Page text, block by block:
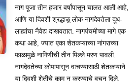
नाग पूजा तीन हजार वर्षांपासून चालत आली आहे,
आणि या दिवशी श्रद्धाळू लोक नागदेवतेला दूध-
लाह्यांचा नैवेद्य दाखवतात. नागपंचमीच्या मागे एक
कथा आहे, ज्यात एका शेतकऱ्याच्या नांगराच्या
फाळामुळे नागिणीची तीन पिल्ले मरण पावली.
नागदेवतेच्या कोपापासून वाचण्यासाठी शेतकऱ्याने
या दिवशी शेतीचे काम न करण्याचे वचन दिले.